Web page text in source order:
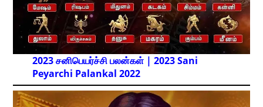
2023 சனிபெயர்ச்சி பலன்கள் | 2023 Sani
Peyarchi Palankal 2022